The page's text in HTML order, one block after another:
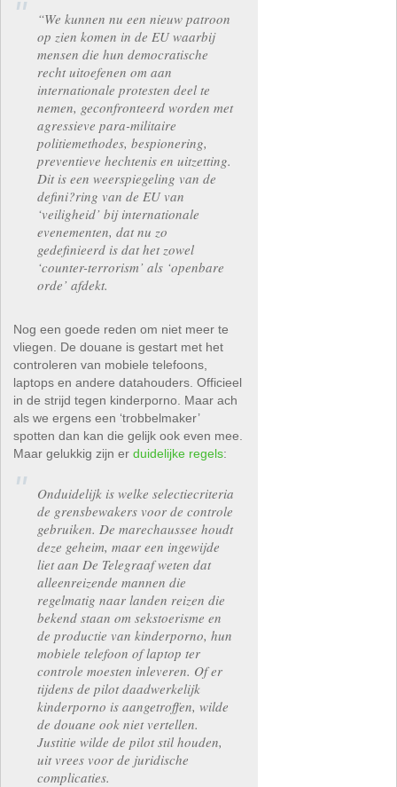
“We kunnen nu een nieuw patroon
op zien komen in de EU waarbij
mensen die hun democratische
recht uitoefenen om aan
internationale protesten deel te
nemen, geconfronteerd worden met
agressieve para-militaire
politiemethodes, bespionering,
preventieve hechtenis en uitzetting.
Dit is een weerspiegeling van de
defini?ring van de EU van
‘veiligheid’ bij internationale
evenementen, dat nu zo
gedefinieerd is dat het zowel
‘counter-terrorism’ als ‘openbare
orde’ afdekt.
Nog een goede reden om niet meer te
vliegen. De douane is gestart met het
controleren van mobiele telefoons,
laptops en andere datahouders. Officieel
in de strijd tegen kinderporno. Maar ach
als we ergens een ‘trobbelmaker’
spotten dan kan die gelijk ook even mee.
Maar gelukkig zijn erduidelijke regels:
Onduidelijk is welke selectiecriteria
de grensbewakers voor de controle
gebruiken. De marechaussee houdt
deze geheim, maar een ingewijde
liet aan De Telegraaf weten dat
alleenreizende mannen die
regelmatig naar landen reizen die
bekend staan om sekstoerisme en
de productie van kinderporno, hun
mobiele telefoon of laptop ter
controle moesten inleveren. Of er
tijdens de pilot daadwerkelijk
kinderporno is aangetroffen, wilde
de douane ook niet vertellen.
Justitie wilde de pilot stil houden,
uit vrees voor de juridische
complicaties.